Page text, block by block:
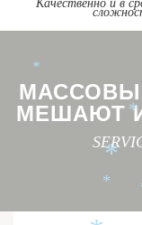
Качественно и в
МЕШАЮТ
*
*
*
*
*
*
*